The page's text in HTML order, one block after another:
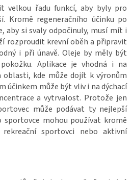
velkou řadu funkcí, aby byly pro
Kromě regeneračního účinku po
aby si svaly odpočinuly, musí mít i
rozproudit krevní oběh a připravit
i při únavě. Oleje by měly být
Aplikace je vhodná i na
kde může dojít k výronům
účinkem může být vliv i na dýchací
a vytrvalost. Protože jen
může podávat ty nejlepší
sportovce mohou používat kromě
sportovci nebo aktivní